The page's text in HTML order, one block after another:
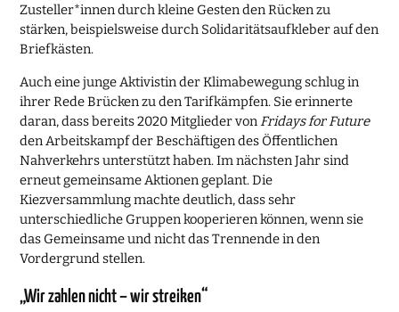
Zusteller*innen durch kleine Gesten den Rücken zu
stärken, beispielsweise durch Solidaritätsaufkleber auf den
Briefkästen.
Auch eine junge Aktivistin der Klimabewegung schlug in
ihrer Rede Brücken zu den Tarifkämpfen. Sie erinnerte
daran, dass bereits 2020 Mitglieder vonFridays for Future
den Arbeitskampf der Beschäftigen des Öffentlichen
Nahverkehrs unterstützt haben. Im nächsten Jahr sind
erneut gemeinsame Aktionen geplant. Die
Kiezversammlung machte deutlich, dass sehr
unterschiedliche Gruppen kooperieren können, wenn sie
das Gemeinsame und nicht das Trennende in den
Vordergrund stellen.
„Wir zahlen nicht – wir streiken“